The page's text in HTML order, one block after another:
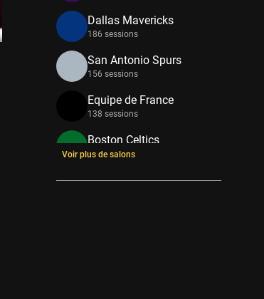
Dallas Mavericks
186 sessions
San Antonio Spurs
156 sessions
Equipe de France
138 sessions
Boston Celtics
133 sessions
New York Knicks
Voir plus de salons